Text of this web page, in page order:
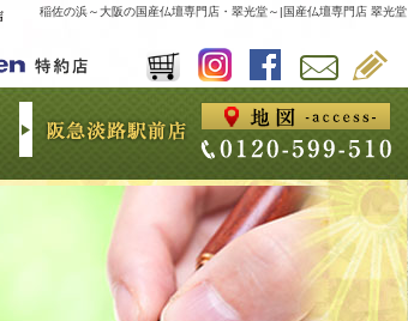
稲佐の浜～大阪の国産仏壇専門店・翠光堂～|国産仏壇専門店 翠光堂